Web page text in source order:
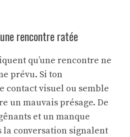
rencontre ratée
qu’une rencontre ne
prévu. Si ton
contact visuel ou semble
un mauvais présage. De
et un manque
la conversation signalent